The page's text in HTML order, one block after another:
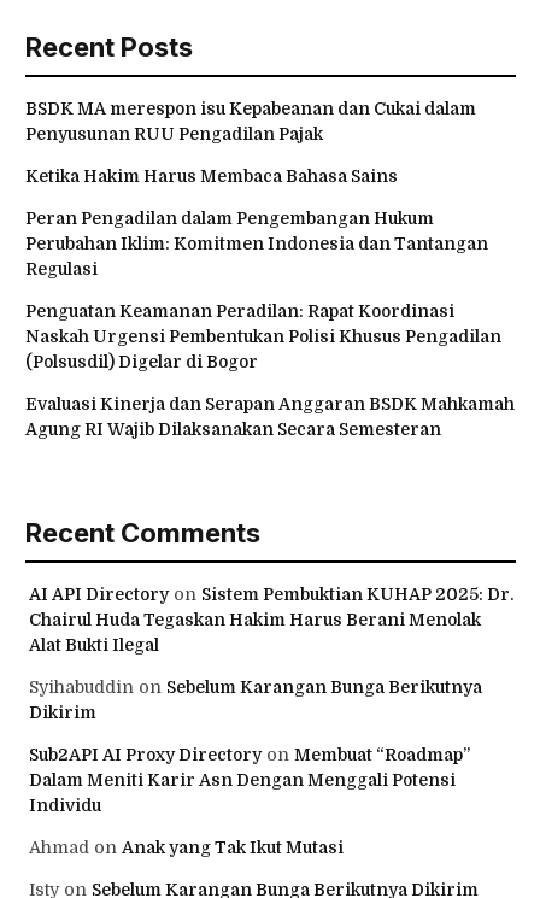
Recent Posts
BSDK MA merespon isu Kepabeanan dan Cukai dalam
Penyusunan RUU Pengadilan Pajak
Ketika Hakim Harus Membaca Bahasa Sains
Peran Pengadilan dalam Pengembangan Hukum
Perubahan Iklim: Komitmen Indonesia dan Tantangan
Regulasi
Penguatan Keamanan Peradilan: Rapat Koordinasi
Naskah Urgensi Pembentukan Polisi Khusus Pengadilan
(Polsusdil) Digelar di Bogor
Evaluasi Kinerja dan Serapan Anggaran BSDK Mahkamah
Agung RI Wajib Dilaksanakan Secara Semesteran
Recent Comments
AI API Directoryon Sistem Pembuktian KUHAP 2025: Dr.
Chairul Huda Tegaskan Hakim Harus Berani Menolak
Alat Bukti Ilegal
Syihabuddin on Sebelum Karangan Bunga Berikutnya
Dikirim
Sub2API AI Proxy Directoryon Membuat “Roadmap”
Dalam Meniti Karir Asn Dengan Menggali Potensi
Individu
Ahmad on Anak yang Tak Ikut Mutasi
Istyon Sebelum Karangan Bunga Berikutnya Dikirim